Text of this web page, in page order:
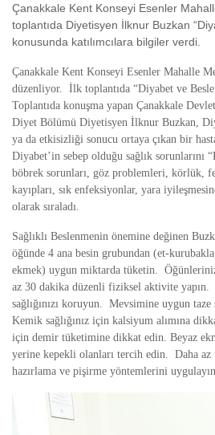
Çanakkale Kent Konseyi Esenler
toplantıda Diyetisyen İlknur Buzkan
konusunda katılımcılara bilgiler verdi.
Çanakkale Kent Konseyi Esenler Mahalle
düzenliyor. İlk toplantıda “Diyabet ve
Toplantıda konuşma yapan Çanakkale
Diyet Bölümü Diyetisyen İlknur Buzkan,
ya da etkisizliği sonucu ortaya çıkan bir
Diyabet’in sebep olduğu sağlık sorunlarını
böbrek sorunları, göz problemleri, körlük,
kayıpları, sık enfeksiyonlar, yara
olarak sıraladı.
Sağlıklı Beslenmenin önemine değinen
öğünde 4 ana besin grubundan (et-
ekmek) uygun miktarda tüketin.
az 30 dakika düzenli fiziksel aktivite yapın.
sağlığınızı koruyun. Mevsimine uygun
Kemik sağlığınız için kalsiyum alımına
için demir tüketimine dikkat edin. Beyaz
yerine kepekli olanları tercih edin. Daha
hazırlama ve pişirme yöntemlerini